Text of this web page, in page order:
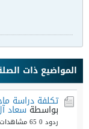
المواضيع ذات
تكلفة دراسة
بواسطةسعاد
ردود 0
65 مشاهدات